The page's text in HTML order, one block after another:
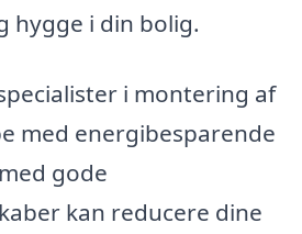
hygge i din bolig.
i montering af
med energibesparende
gode
kan reducere dine